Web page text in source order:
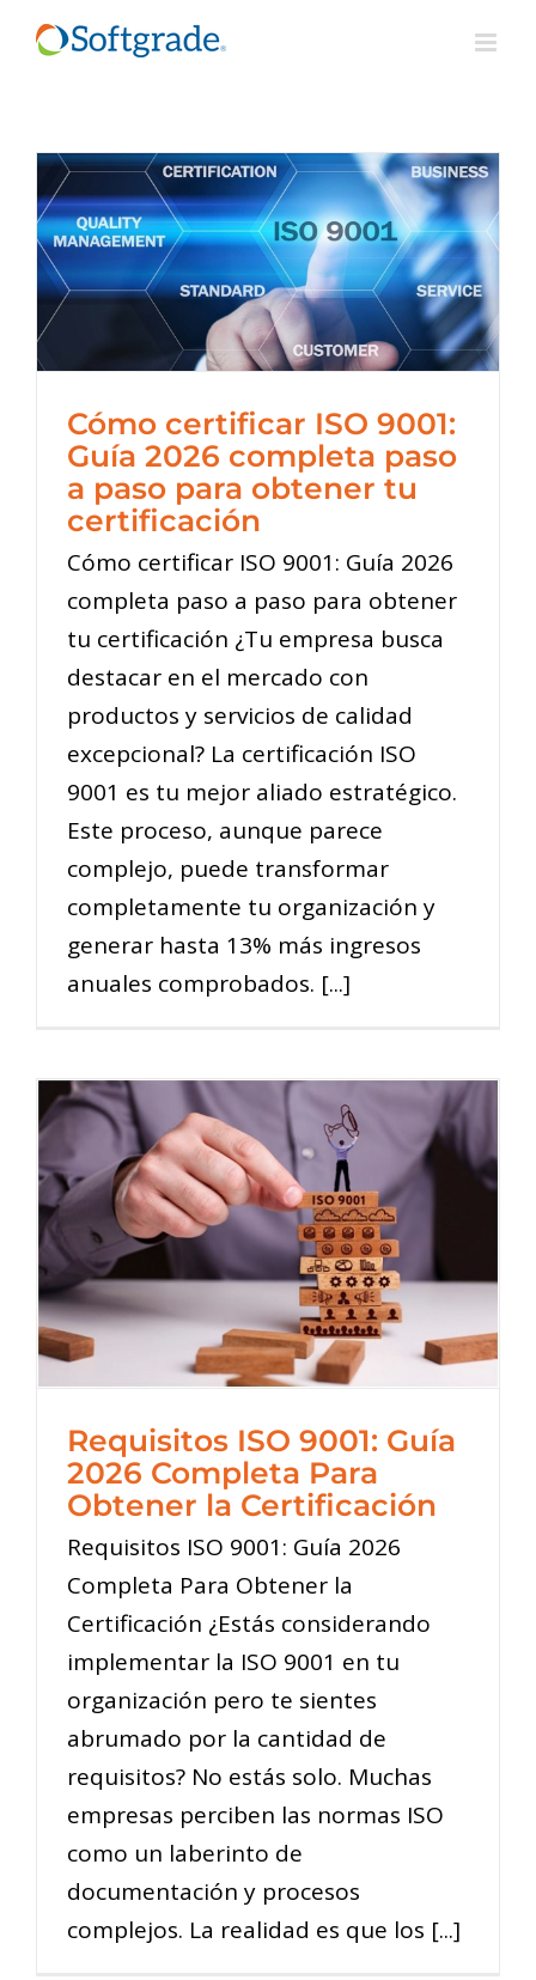
Saltar
Cómo certificar ISO 9001:
Guía 2026 completa paso
a paso para obtener tu
certificación
Cómo certificar ISO 9001: Guía 2026
completa paso a paso para obtener
tu certificación ¿Tu empresa busca
destacar en el mercado con
productos y servicios de calidad
excepcional? La certificación ISO
9001 es tu mejor aliado estratégico.
Este proceso, aunque parece
complejo, puede transformar
completamente tu organización y
generar hasta 13% más ingresos
anuales comprobados. [...]
Requisitos ISO 9001: Guía
2026 Completa Para
Obtener la Certificación
Requisitos ISO 9001: Guía 2026
Completa Para Obtener la
Certificación ¿Estás considerando
implementar la ISO 9001 en tu
organización pero te sientes
abrumado por la cantidad de
requisitos? No estás solo. Muchas
empresas perciben las normas ISO
como un laberinto de
documentación y procesos
complejos. La realidad es que los [...]